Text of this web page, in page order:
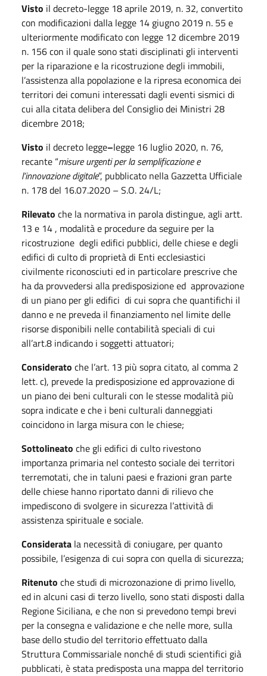
Visto il decreto-legge 18 aprile 2019, n. 32, convertito
con modificazioni dalla legge 14 giugno 2019 n. 55 e
ulteriormente modificato con legge 12 dicembre 2019
n. 156 con il quale sono stati disciplinati gli interventi
per la riparazione e la ricostruzione degli immobili,
l’assistenza alla popolazione e la ripresa economica dei
territori dei comuni interessati dagli eventi sismici di
cui alla citata delibera del Consiglio dei Ministri 28
dicembre 2018;
Visto il decreto legge–legge 16 luglio 2020, n. 76,
recante “misure urgenti per la semplificazione e
l’innovazione digitale”, pubblicato nella Gazzetta Ufficiale
n. 178 del 16.07.2020 – S.O. 24/L;
Rilevato che la normativa in parola distingue, agli artt.
13 e 14 , modalità e procedure da seguire per la
ricostruzione degli edifici pubblici, delle chiese e degli
edifici di culto di proprietà di Enti ecclesiastici
civilmente riconosciuti ed in particolare prescrive che
ha da provvedersi alla predisposizione ed approvazione
di un piano per gli edifici di cui sopra che quantifichi il
danno e ne preveda il finanziamento nel limite delle
risorse disponibili nelle contabilità speciali di cui
all’art.8 indicando i soggetti attuatori;
Considerato che l’art. 13 più sopra citato, al comma 2
lett. c), prevede la predisposizione ed approvazione di
un piano dei beni culturali con le stesse modalità più
sopra indicate e che i beni culturali danneggiati
coincidono in larga misura con le chiese;
Sottolineato che gli edifici di culto rivestono
importanza primaria nel contesto sociale dei territori
terremotati, che in taluni paesi e frazioni gran parte
delle chiese hanno riportato danni di rilievo che
impediscono di svolgere in sicurezza l’attività di
assistenza spirituale e sociale.
Considerata la necessità di coniugare, per quanto
possibile, l’esigenza di cui sopra con quella di sicurezza;
Ritenuto che studi di microzonazione di primo livello,
ed in alcuni casi di terzo livello, sono stati disposti dalla
Regione Siciliana, e che non si prevedono tempi brevi
per la consegna e validazione e che nelle more, sulla
base dello studio del territorio effettuato dalla
Struttura Commissariale nonché di studi scientifici già
pubblicati, è stata predisposta una mappa del territorio